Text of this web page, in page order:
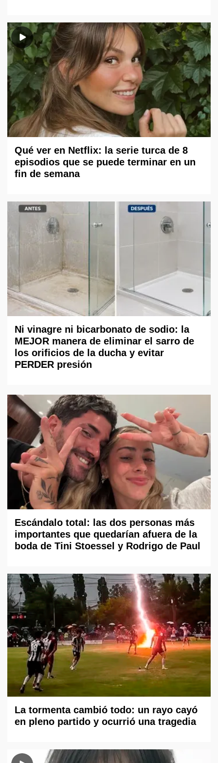
Qué ver en Netflix: la serie turca de 8
episodios que se puede terminar en un
fin de semana
Ni vinagre ni bicarbonato de sodio: la
MEJOR manera de eliminar el sarro de
los orificios de la ducha y evitar
PERDER presión
Escándalo total: las dos personas más
importantes que quedarían afuera de la
boda de Tini Stoessel y Rodrigo de Paul
La tormenta cambió todo: un rayo cayó
en pleno partido y ocurrió una tragedia